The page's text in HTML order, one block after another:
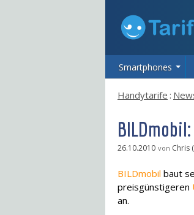
Smartphones
Handytarife :
26.10.2010 von Chris
BILDmobil baut
preisgünstigeren
an.